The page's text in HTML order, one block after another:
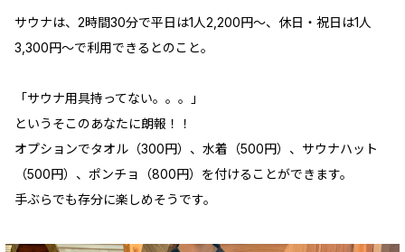
サウナは、2時間30分で平日は1人2,200円〜、休日・祝日は1人
3,300円〜で利用できるとのこと。
「サウナ用具持ってない。。。」
というそこのあなたに朗報！！
オプションでタオル（300円）、水着（500円）、サウナハット
（500円）、ポンチョ（800円）を付けることができます。
手ぶらでも存分に楽しめそうです。